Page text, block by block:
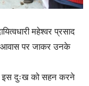
महेश्वर प्रसाद
आवास पर जाकर उनके
इस दुःख को सहन करने